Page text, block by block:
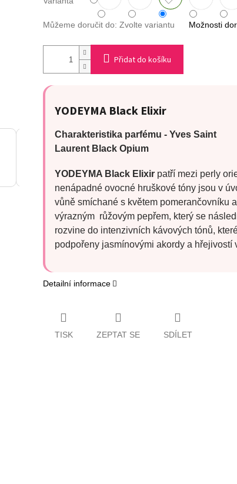
Můžeme doručit do: Zvolte variantu Možnosti
Přidat do košíku
YODEYMA Black Elixir
Charakteristika parfému - Yves Saint
Laurent Black Opium
YODEYMA Black Elixir patří mezi perly
nenápadné ovocné hruškové tóny jsou v
vůně smíchané s květem pomerančovníku
výrazným růžovým pepřem, který se
rozvine do intenzivních kávových tónů,
podpořeny jasmínovými akordy a hřejivostí
Detailní informace
TISK ZEPTAT SE SDÍLET